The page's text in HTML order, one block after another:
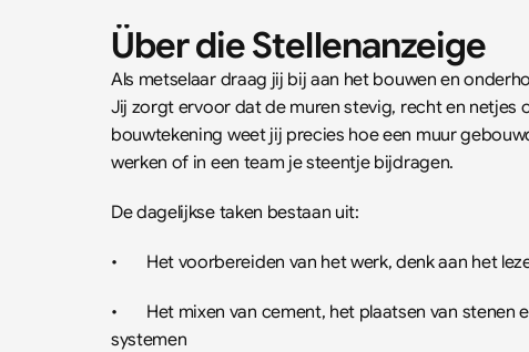
Über die Stellenanzeige
Als metselaar draag jij bij aan het bouwen en
Jij zorgt ervoor dat de muren stevig, recht en netjes
bouwtekening weet jij precies hoe een muur
werken of in een team je steentje bijdragen.
De dagelijkse taken bestaan uit:
•	Het voorbereiden van het werk, denk aan het
•	Het mixen van cement, het plaatsen van stenen en voegen volgens de Nederlandse
systemen